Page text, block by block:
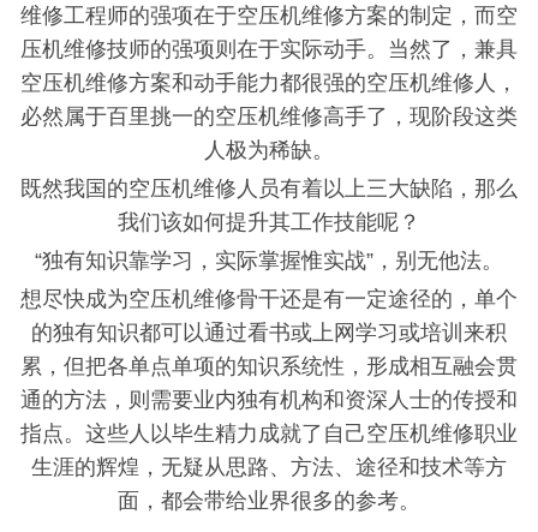
维修工程师的强项在于空压机维修方案的制定，而空
压机维修技师的强项则在于实际动手。当然了，兼具
空压机维修方案和动手能力都很强的空压机维修人，
必然属于百里挑一的空压机维修高手了，现阶段这类
人极为稀缺。
既然我国的空压机维修人员有着以上三大缺陷，那么
我们该如何提升其工作技能呢？
“独有知识靠学习，实际掌握惟实战”，别无他法。
想尽快成为空压机维修骨干还是有一定途径的，单个
的独有知识都可以通过看书或上网学习或培训来积
累，但把各单点单项的知识系统性，形成相互融会贯
通的方法，则需要业内独有机构和资深人士的传授和
指点。这些人以毕生精力成就了自己空压机维修职业
生涯的辉煌，无疑从思路、方法、途径和技术等方
面，都会带给业界很多的参考。